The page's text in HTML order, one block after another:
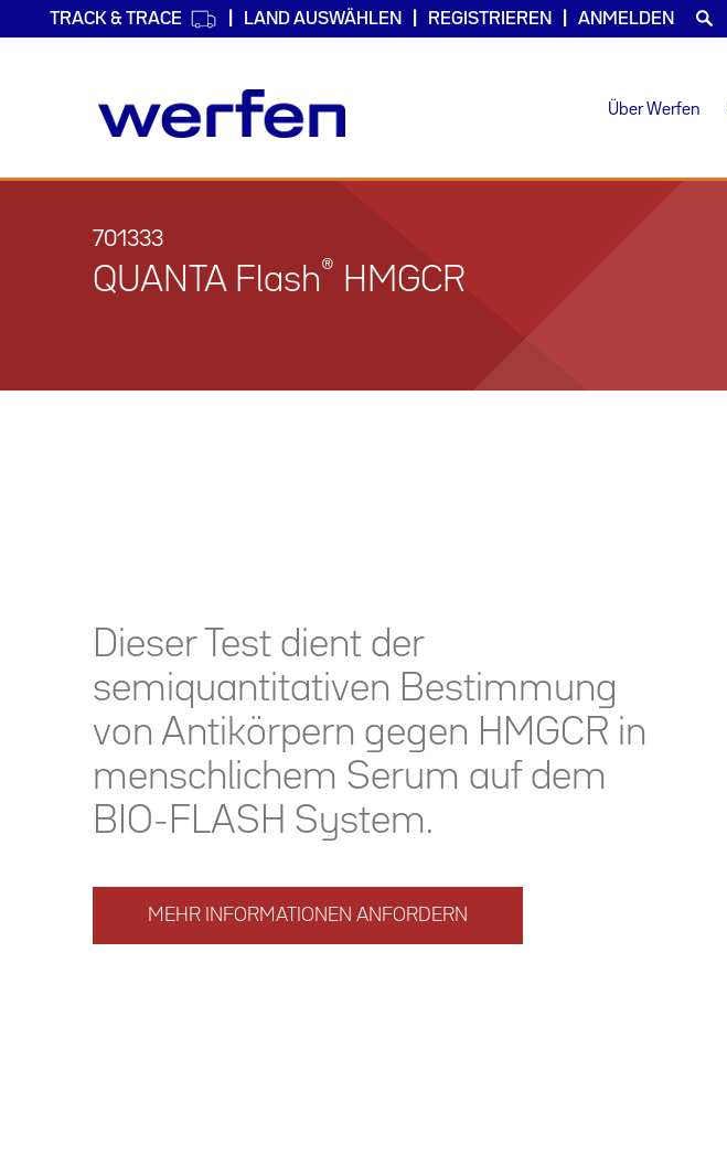
TRACK & TRACE LAND AUSWÄHLEN REGISTRIEREN ANMELDEN
Über Werfen
701333
QUANTA Flash® HMGCR
Dieser Test dient der
semiquantitativen Bestimmung
von Antikörpern gegen HMGCR in
menschlichem Serum auf dem
BIO-FLASH System.
MEHR INFORMATIONEN ANFORDERN